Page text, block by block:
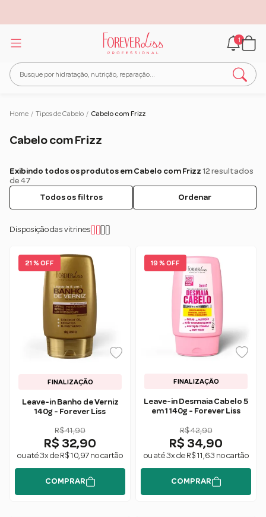
1
Home / Tipos de Cabelo / Cabelo com Frizz
Cabelo com Frizz
Exibindo todos os produtos em Cabelo com Frizz 12 resultados
de 47
Todos os filtros
Ordenar
Disposição das vitrines
21 % OFF
FINALIZAÇÃO
Leave-in Banho de Verniz
140g - Forever Liss
R$ 41,90
R$ 32,90
ou até 3x de R$ 10,97 no cartão
COMPRAR
19 % OFF
FINALIZAÇÃO
Leave-in Desmaia Cabelo 5
em 1 140g - Forever Liss
R$ 42,90
R$ 34,90
ou até 3x de R$ 11,63 no cartão
COMPRAR